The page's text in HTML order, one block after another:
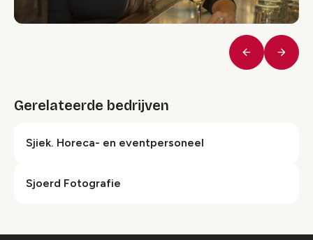
Vorige
Gerelateerde bedrijven
Sjiek. Horeca- en eventpersoneel
Sjoerd Fotografie